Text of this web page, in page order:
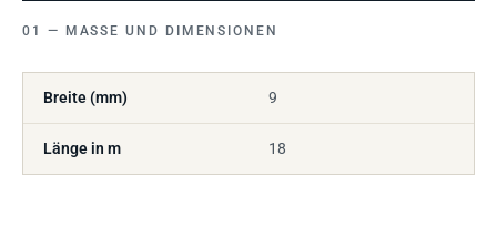
MASSE UND DIMENSIONEN
Breite (mm) 9
Länge in m 18